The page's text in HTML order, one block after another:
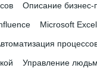
Описание бизнес-
Microsoft Excel
Управление